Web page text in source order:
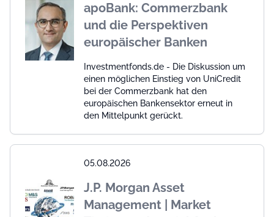
apoBank: Commerzbank
und die Perspektiven
europäischer Banken
Investmentfonds.de - Die Diskussion um
einen möglichen Einstieg von UniCredit
bei der Commerzbank hat den
europäischen Bankensektor erneut in
den Mittelpunkt gerückt.
05.08.2026
J.P. Morgan Asset
Management | Market